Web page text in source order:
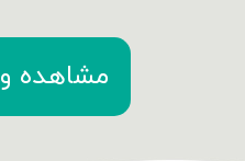
مشاهده